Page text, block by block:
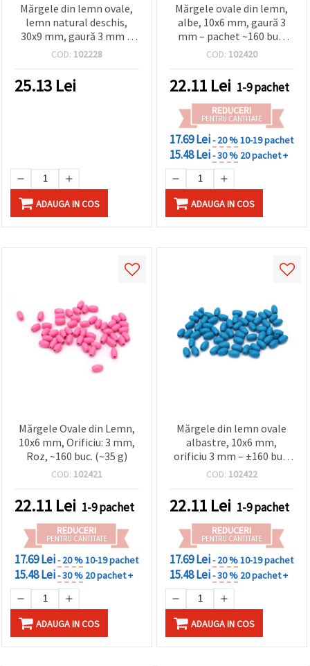
Mărgele din lemn ovale,
lemn natural deschis,
30x9 mm, gaură 3 mm –
10 buc., pentru bijuterii,
și decorațiuni, handmade
DIY
COD: 102228
25.13 Lei
ADAUGA IN COS
Mărgele ovale din lemn,
albe, 10x6 mm, gaură 3
mm – pachet ~160 buc.
(~35 g) pentru creații
COD: 102420
22.11 Lei 1-9 pachet
REDUCERI
PENTRU CANTITATE
17.69 Lei- 20 %10-19 pachet
15.48 Lei- 30 % 20 pachet +
ADAUGA IN COS
Mărgele Ovale din Lemn,
10x6 mm, Orificiu: 3 mm,
Roz, ~160 buc. (~35 g)
COD: 102421
22.11 Lei 1-9 pachet
REDUCERI
PENTRU CANTITATE
17.69 Lei- 20 %10-19 pachet
15.48 Lei- 30 % 20 pachet +
ADAUGA IN COS
Mărgele din lemn ovale
albastre, 10x6 mm,
orificiu 3 mm – ±160 buc.
(~35 g)
COD: 102422
22.11 Lei 1-9 pachet
REDUCERI
PENTRU CANTITATE
17.69 Lei- 20 %10-19 pachet
15.48 Lei- 30 % 20 pachet +
ADAUGA IN COS